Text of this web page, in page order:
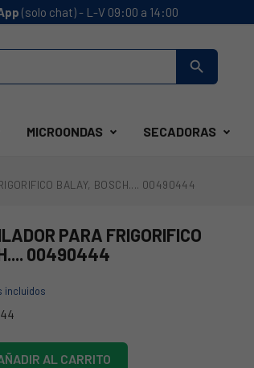
(solo chat) - L-V 09:00 a 14:00
search
MICROONDAS SECADORAS
BALAY, BOSCH.... 00490444
PARA FRIGORIFICO
00490444
incluidos
AL CARRITO